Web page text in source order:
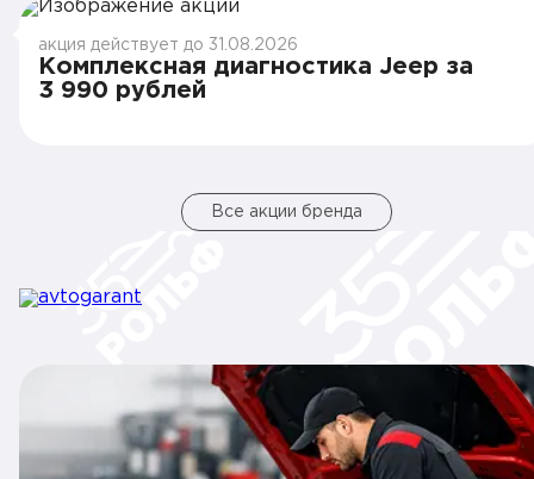
акция действует до 31.08.2026
Комплексная диагностика Jeep за
3 990 рублей
Все акции бренда